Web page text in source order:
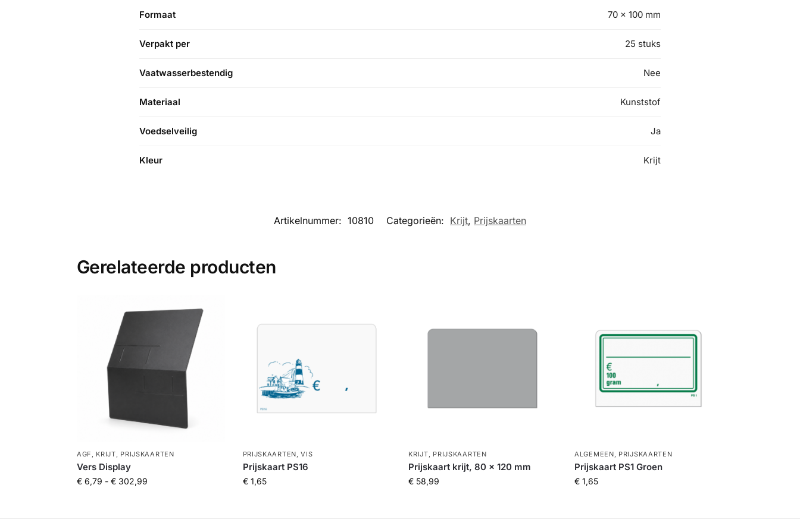
Formaat 70 x 100 mm
Verpakt per 25 stuks
Vaatwasserbestendig Nee
Materiaal Kunststof
Voedselveilig Ja
Kleur Krijt
Artikelnummer: 10810 Categorieën: Krijt, Prijskaarten
Gerelateerde producten
AGF , KRIJT, PRIJSKAARTEN
Vers Display
€6,79 - €302,99
PRIJSKAARTEN,VIS
Prijskaart PS16
€1,65
KRIJT, PRIJSKAARTEN
Prijskaart krijt, 80 x 120 mm
€ 58,99
ALGEMEEN, PRIJSKAARTEN
Prijskaart PS1 Groen
€ 1,65